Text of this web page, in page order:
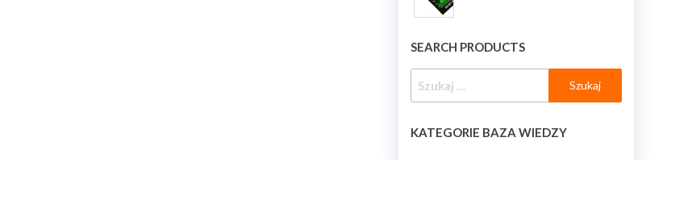
SEARCH PRODUCTS
KATEGORIE BAZA WIEDZY